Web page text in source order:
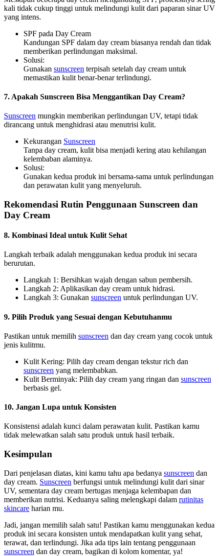
kali tidak cukup tinggi untuk melindungi kulit dari paparan sinar UV
yang intens.
SPF pada Day Cream
Kandungan SPF dalam day cream biasanya rendah dan tidak
memberikan perlindungan maksimal.
Solusi:
Gunakan sunscreen terpisah setelah day cream untuk
memastikan kulit benar-benar terlindungi.
7. Apakah Sunscreen Bisa Menggantikan Day Cream?
Sunscreen mungkin memberikan perlindungan UV, tetapi tidak
dirancang untuk menghidrasi atau menutrisi kulit.
Kekurangan Sunscreen
Tanpa day cream, kulit bisa menjadi kering atau kehilangan
kelembaban alaminya.
Solusi:
Gunakan kedua produk ini bersama-sama untuk perlindungan
dan perawatan kulit yang menyeluruh.
Rekomendasi Rutin Penggunaan Sunscreen dan
Day Cream
8. Kombinasi Ideal untuk Kulit Sehat
Langkah terbaik adalah menggunakan kedua produk ini secara
berurutan.
Langkah 1: Bersihkan wajah dengan sabun pembersih.
Langkah 2: Aplikasikan day cream untuk hidrasi.
Langkah 3: Gunakan sunscreen untuk perlindungan UV.
9. Pilih Produk yang Sesuai dengan Kebutuhanmu
Pastikan untuk memilih sunscreen dan day cream yang cocok untuk
jenis kulitmu.
Kulit Kering: Pilih day cream dengan tekstur rich dan
sunscreen yang melembabkan.
Kulit Berminyak: Pilih day cream yang ringan dan sunscreen
berbasis gel.
10. Jangan Lupa untuk Konsisten
Konsistensi adalah kunci dalam perawatan kulit. Pastikan kamu
tidak melewatkan salah satu produk untuk hasil terbaik.
Kesimpulan
Dari penjelasan diatas, kini kamu tahu apa bedanya sunscreen dan
day cream. Sunscreen berfungsi untuk melindungi kulit dari sinar
UV, sementara day cream bertugas menjaga kelembapan dan
memberikan nutrisi. Keduanya saling melengkapi dalam rutinitas
skincare harian mu.
Jadi, jangan memilih salah satu! Pastikan kamu menggunakan kedua
produk ini secara konsisten untuk mendapatkan kulit yang sehat,
terawat, dan terlindungi. Jika ada tips lain tentang penggunaan
sunscreen dan day cream, bagikan di kolom komentar, ya!